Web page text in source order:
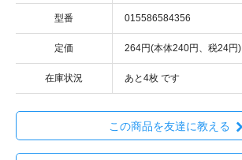
型番 015586584356
定価 264円(本体240円、税24円)
在庫状況 あと4枚 です
この商品を友達に教える